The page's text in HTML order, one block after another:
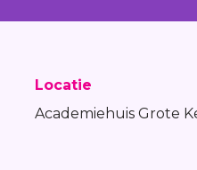
Locatie
Academiehuis Grote